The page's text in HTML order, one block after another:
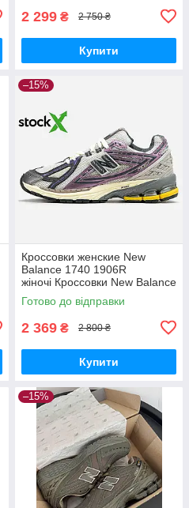
2 299 ₴ 2 750 ₴
Купити
–15%
Кроссовки женские New
Balance 1740 1906R
жіночі Кроссовки New Balance
Готово до відправки
2 369 ₴ 2 800 ₴
Купити
–15%